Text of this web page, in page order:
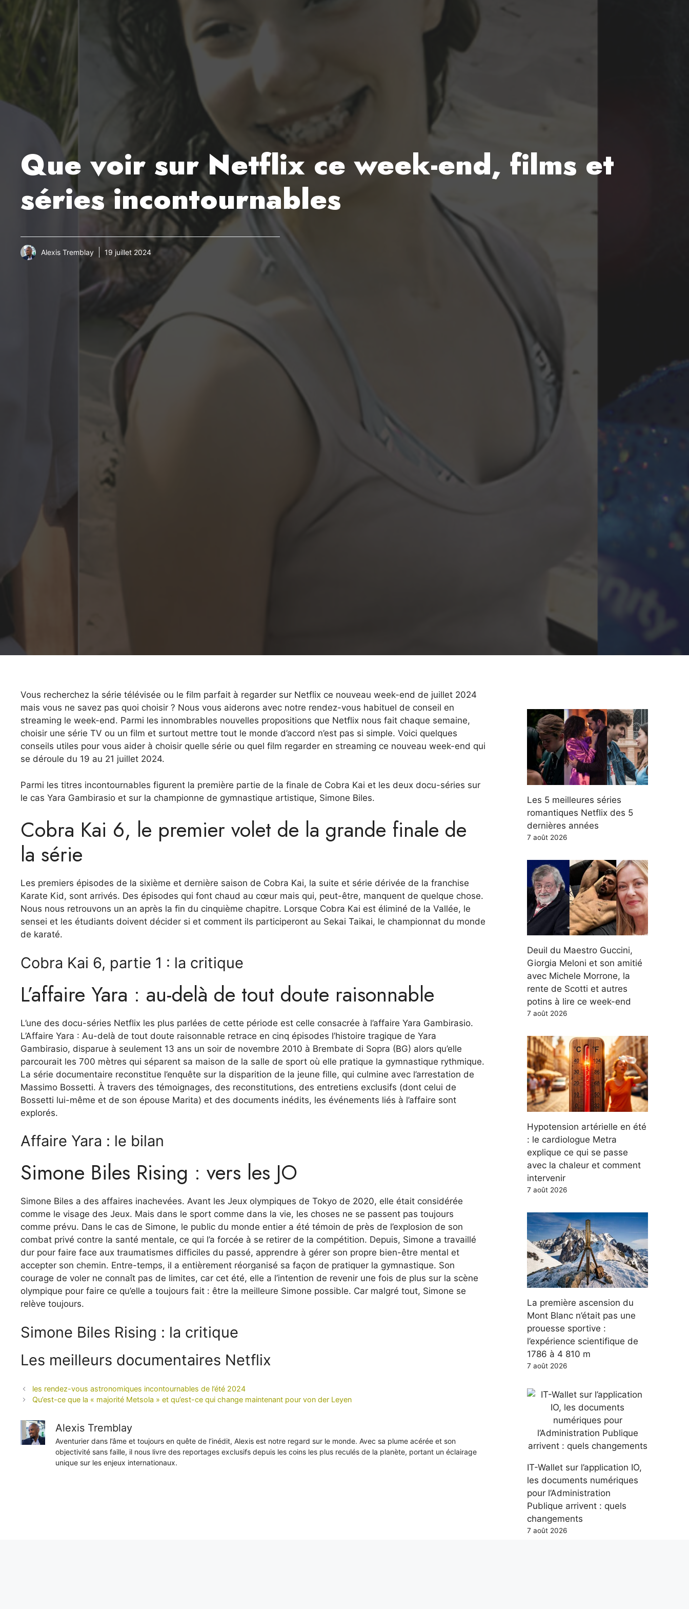
Que voir sur Netflix ce week-end, films et
séries incontournables
Alexis Tremblay 19 juillet 2024
Vous recherchez la série télévisée ou le film parfait à regarder sur Netflix ce nouveau week-end de juillet 2024
mais vous ne savez pas quoi choisir ? Nous vous aiderons avec notre rendez-vous habituel de conseil en
streaming le week-end. Parmi les innombrables nouvelles propositions que Netflix nous fait chaque semaine,
choisir une série TV ou un film et surtout mettre tout le monde d’accord n’est pas si simple. Voici quelques
conseils utiles pour vous aider à choisir quelle série ou quel film regarder en streaming ce nouveau week-end qui
se déroule du 19 au 21 juillet 2024.
Parmi les titres incontournables figurent la première partie de la finale de Cobra Kai et les deux docu-séries sur
le cas Yara Gambirasio et sur la championne de gymnastique artistique, Simone Biles.
Cobra Kai 6, le premier volet de la grande finale de
la série
Les premiers épisodes de la sixième et dernière saison de Cobra Kai, la suite et série dérivée de la franchise
Karate Kid, sont arrivés. Des épisodes qui font chaud au cœur mais qui, peut-être, manquent de quelque chose.
Nous nous retrouvons un an après la fin du cinquième chapitre. Lorsque Cobra Kai est éliminé de la Vallée, le
sensei et les étudiants doivent décider si et comment ils participeront au Sekai Taikai, le championnat du monde
de karaté.
Cobra Kai 6, partie 1 : la critique
L’affaire Yara : au-delà de tout doute raisonnable
L’une des docu-séries Netflix les plus parlées de cette période est celle consacrée à l’affaire Yara Gambirasio.
L’Affaire Yara : Au-delà de tout doute raisonnable retrace en cinq épisodes l’histoire tragique de Yara
Gambirasio, disparue à seulement 13 ans un soir de novembre 2010 à Brembate di Sopra (BG) alors qu’elle
parcourait les 700 mètres qui séparent sa maison de la salle de sport où elle pratique la gymnastique rythmique.
La série documentaire reconstitue l’enquête sur la disparition de la jeune fille, qui culmine avec l’arrestation de
Massimo Bossetti. À travers des témoignages, des reconstitutions, des entretiens exclusifs (dont celui de
Bossetti lui-même et de son épouse Marita) et des documents inédits, les événements liés à l’affaire sont
explorés.
Affaire Yara : le bilan
Simone Biles Rising : vers les JO
Simone Biles a des affaires inachevées. Avant les Jeux olympiques de Tokyo de 2020, elle était considérée
comme le visage des Jeux. Mais dans le sport comme dans la vie, les choses ne se passent pas toujours
comme prévu. Dans le cas de Simone, le public du monde entier a été témoin de près de l’explosion de son
combat privé contre la santé mentale, ce qui l’a forcée à se retirer de la compétition. Depuis, Simone a travaillé
dur pour faire face aux traumatismes difficiles du passé, apprendre à gérer son propre bien-être mental et
accepter son chemin. Entre-temps, il a entièrement réorganisé sa façon de pratiquer la gymnastique. Son
courage de voler ne connaît pas de limites, car cet été, elle a l’intention de revenir une fois de plus sur la scène
olympique pour faire ce qu’elle a toujours fait : être la meilleure Simone possible. Car malgré tout, Simone se
relève toujours.
Simone Biles Rising : la critique
Les meilleurs documentaires Netflix
les rendez-vous astronomiques incontournables de l’été 2024
Qu’est-ce que la « majorité Metsola » et qu’est-ce qui change maintenant pour von der Leyen
Alexis Tremblay
Aventurier dans l’âme et toujours en quête de l’inédit, Alexis est notre regard sur le monde. Avec sa plume acérée et son
objectivité sans faille, il nous livre des reportages exclusifs depuis les coins les plus reculés de la planète, portant un éclairage
unique sur les enjeux internationaux.
Les 5 meilleures séries
romantiques Netflix des 5
dernières années
7 août 2026
Deuil du Maestro Guccini,
Giorgia Meloni et son amitié
avec Michele Morrone, la
rente de Scotti et autres
potins à lire ce week-end
7 août 2026
Hypotension artérielle en été
: le cardiologue Metra
explique ce qui se passe
avec la chaleur et comment
intervenir
7 août 2026
La première ascension du
Mont Blanc n’était pas une
prouesse sportive :
l’expérience scientifique de
1786 à 4 810 m
7 août 2026
IT-Wallet sur l’application IO,
les documents numériques
pour l’Administration
Publique arrivent : quels
changements
7 août 2026